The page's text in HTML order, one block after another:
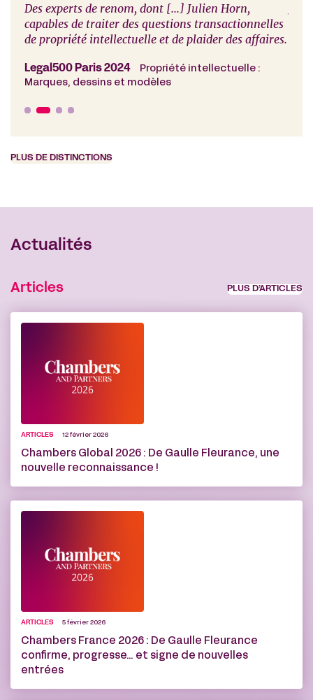
Des experts de renom, dont [...] Julien Horn,
capables de traiter des questions transactionnelles
de propriété intellectuelle et de plaider des affaires.
Legal500 Paris 2024
Propriété intellectuelle :
Marques, dessins et modèles
PLUS DE DISTINCTIONS
Actualités
Articles PLUS D’ARTICLES
ARTICLES 12 février 2026
Chambers Global 2026 : De Gaulle Fleurance, une
nouvelle reconnaissance !
ARTICLES 5 février 2026
Chambers France 2026 : De Gaulle Fleurance
confirme, progresse… et signe de nouvelles
entrées